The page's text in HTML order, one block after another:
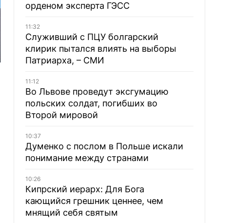
орденом эксперта ГЭСС
11:32
Служивший с ПЦУ болгарский
клирик пытался влиять на выборы
Патриарха, – СМИ
11:12
Во Львове проведут эксгумацию
польских солдат, погибших во
Второй мировой
10:37
Думенко с послом в Польше искали
понимание между странами
10:26
Кипрский иерарх: Для Бога
кающийся грешник ценнее, чем
мнящий себя святым